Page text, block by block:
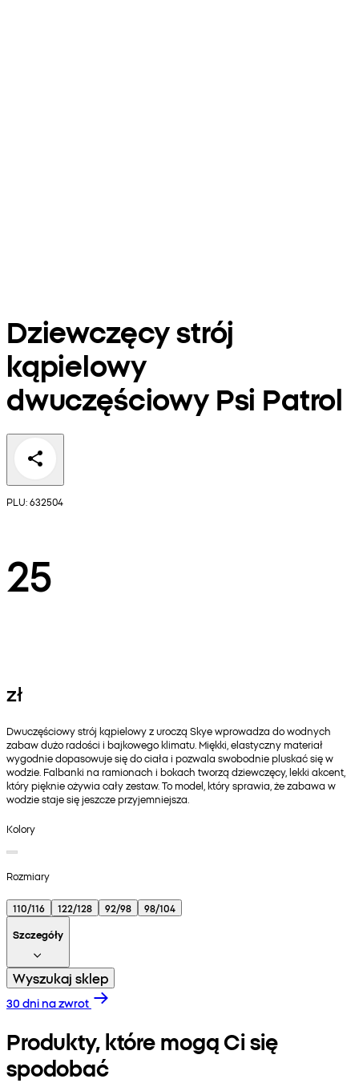
Dziewczęcy strój
kąpielowy
dwuczęściowy Psi Patrol
PLU: 632504
25
zł
Dwuczęściowy strój kąpielowy z uroczą Skye wprowadza do wodnych
zabaw dużo radości i bajkowego klimatu. Miękki, elastyczny materiał
wygodnie dopasowuje się do ciała i pozwala swobodnie pluskać się w
wodzie. Falbanki na ramionach i bokach tworzą dziewczęcy, lekki akcent,
który pięknie ożywia cały zestaw. To model, który sprawia, że zabawa w
wodzie staje się jeszcze przyjemniejsza.
Kolory
Rozmiary
110/116 122/128 92/98
98/104
Szczegóły
Wyszukaj sklep
30 dni na zwrot
Produkty, które mogą Ci się
spodobać